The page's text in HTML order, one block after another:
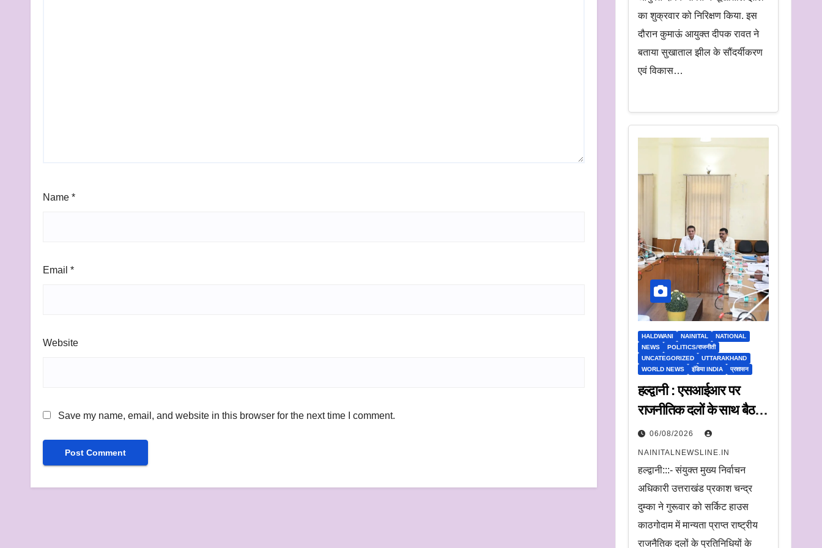
Name *
Email *
Website
Save my name, email, and website in this browser for the next time I comment.
का शुक्रवार को निरिक्षण किया. इस
दौरान कुमाऊं आयुक्त दीपक रावत ने
बताया सुखाताल झील के सौंदर्यीकरण
एवं विकास…
HALDWANI NAINITAL
NATIONAL
NEWS
POLITICS/राजनीती
UNCATEGORIZED
UTTARAKHAND
WORLD NEWS
इंडिया INDIA प्रशासन
हल्द्वानी : एसआईआर पर
राजनीतिक दलों के साथ बैठक,
संयुक्त मुख्य निर्वाचन अधिकारी
ने सुनी आपत्तियां
06/08/2026
NAINITALNEWSLINE.IN
हल्द्वानी:::- संयुक्त मुख्य निर्वाचन
अधिकारी उत्तराखंड प्रकाश चन्द्र
दुम्का ने गुरूवार को सर्किट हाउस
काठगोदाम में मान्यता प्राप्त राष्ट्रीय
राजनैतिक दलों के प्रतिनिधियों के